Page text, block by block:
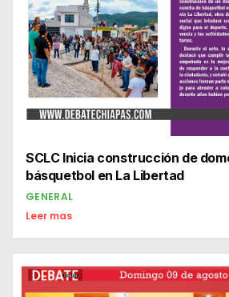
SCLC Inicia construcción de
básquetbol en La Libertad
GENERAL
Leer mas